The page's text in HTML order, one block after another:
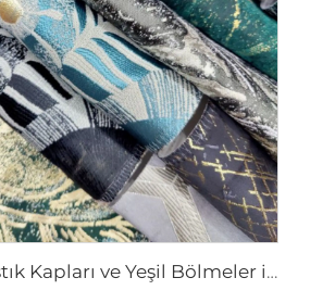
Dekoratif Yastık Kapları ve Yeşil Bölmeler için Şık Ev Dekorasyonu